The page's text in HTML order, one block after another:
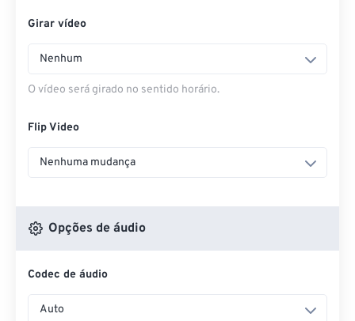
Girar vídeo
Nenhum
O vídeo será girado no sentido horário.
Flip Video
Nenhuma mudança
Opções de áudio
Codec de áudio
Auto